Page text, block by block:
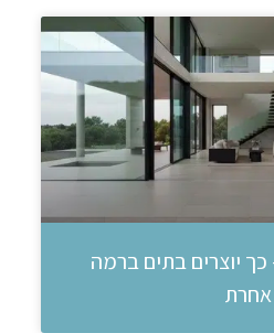
כך יוצרים בתים ברמה
אחרת